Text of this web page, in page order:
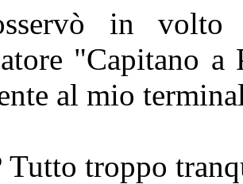
in
"Capitano a
al mio
Tutto troppo